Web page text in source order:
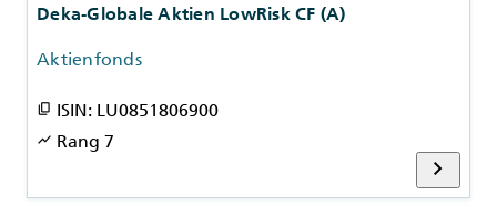
Deka-Globale Aktien LowRisk CF (A)
Aktienfonds
content_copy ISIN: LU0851806900
show_chart Rang 7
chevron_right